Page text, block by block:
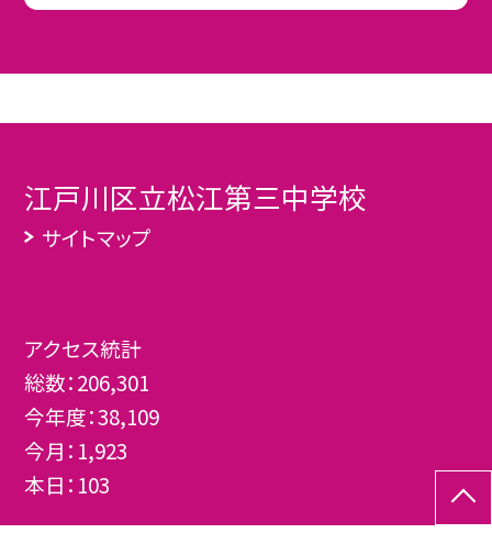
江戸川区立松江第三中学校
サイトマップ
アクセス統計
総数：206,301
今年度：38,109
今月： 1,923
本日： 103